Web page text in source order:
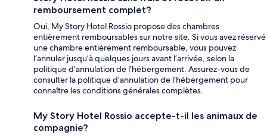
remboursement complet?
Oui, My Story Hotel Rossio propose des chambres
entièrement remboursables sur notre site. Si vous avez réservé
une chambre entièrement remboursable, vous pouvez
l’annuler jusqu’à quelques jours avant l’arrivée, selon la
politique d’annulation de l’hébergement. Assurez-vous de
consulter la politique d’annulation de l’hébergement pour
connaître les conditions générales complètes.
My Story Hotel Rossio accepte-t-il les animaux de
compagnie?